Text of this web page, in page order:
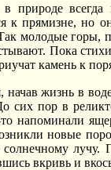
природе всегда
к прямизне, но
молодые горы,
Пока
камень к
начав жизнь в
сих пор в
напоминали
новые
лучу.
вкривь и